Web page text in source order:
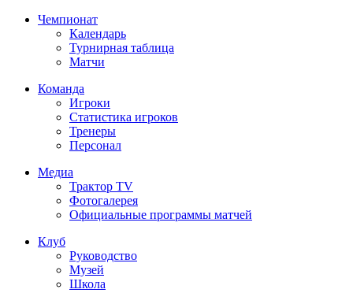
Чемпионат
Календарь
Турнирная таблица
Матчи
Команда
Игроки
Статистика игроков
Тренеры
Персонал
Медиа
Трактор TV
Фотогалерея
Официальные программы матчей
Клуб
Руководство
Музей
Школа